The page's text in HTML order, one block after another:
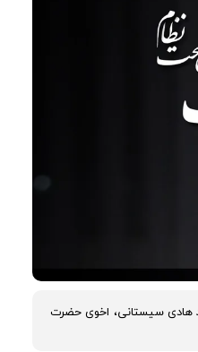
هادی سیستانی، اخوی حضرت